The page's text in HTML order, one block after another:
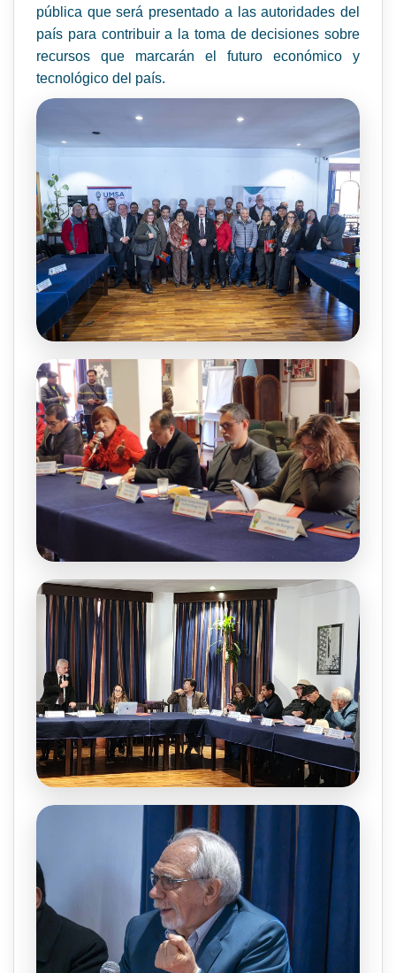
pública que será presentado a las autoridades del
país para contribuir a la toma de decisiones sobre
recursos que marcarán el futuro económico y
tecnológico del país.